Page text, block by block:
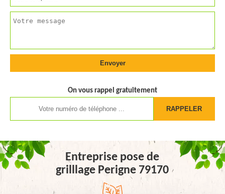
On vous rappel gratuitement
Entreprise pose de
grilllage Perigne 79170